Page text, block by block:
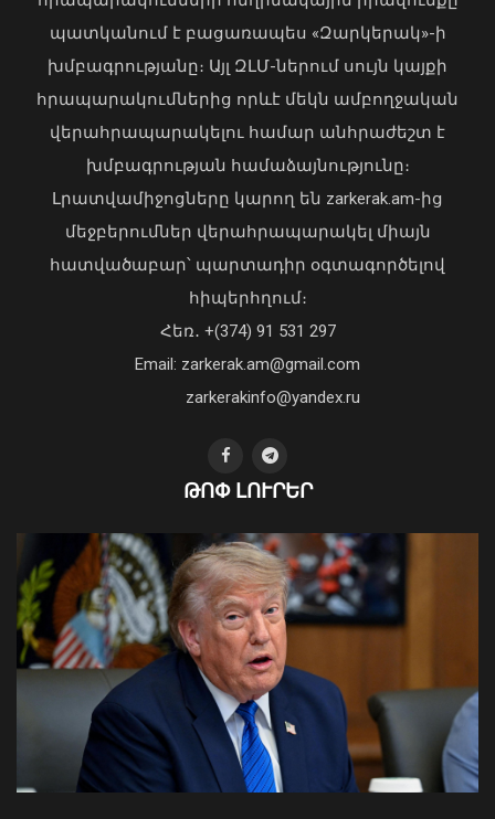
Ավտովթար՝ Երևանում․ 4
տուժածներից 3-ը անչափահասներ են
09 Օգոստոս, 2026 21:53
խաղերի, Արաուխոյի հեռանալու և
Ռաֆինյայի դերի մասին
09 Օգոստոս, 2026 21:25
դեմ ծանր պայքարում»․ կյանքից
հեռացել է Արսեն Ասլանյանը
04 Օգոստոս, 2026 19:12
Ապօրինի ներգաղթյալների պահման
հարց Հայաստանի հետ չի քննարկվել.
ԱԳՆ խոսնակ
պատկանում է բացառապես «Զարկերակ»-ի
խմբագրությանը։ Այլ ԶԼՄ-ներում սույն կայքի
հրապարակումներից որևէ մեկն ամբողջական
վերահրապարակելու համար անհրաժեշտ է
խմբագրության համաձայնությունը։
Լրատվամիջոցները կարող են zarkerak.am-ից
մեջբերումներ վերահրապարակել միայն
հատվածաբար՝ պարտադիր օգտագործելով
հիպերհղում։
Հեռ․ +(374) 91 531 297
Email: zarkerak.am@gmail.com
zarkerakinfo@yandex.ru
ԹՈՓ ԼՈՒՐԵՐ